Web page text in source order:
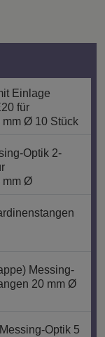
Einlage
für
mm Ø 10 Stück
Optik 2-
mm Ø
Messing-
20 mm Ø
Optik 5